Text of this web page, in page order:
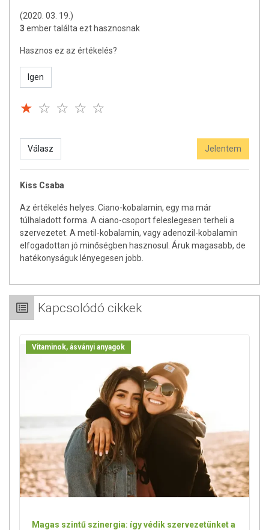
(2020. 03. 19.)
3 ember találta ezt hasznosnak
Hasznos ez az értékelés?
Igen
Válasz Jelentem
Kiss Csaba
Az értékelés helyes. Ciano-kobalamin, egy ma már
túlhaladott forma. A ciano-csoport feleslegesen terheli a
szervezetet. A metil-kobalamin, vagy adenozil-kobalamin
elfogadottan jó minőségben hasznosul. Áruk magasabb, de
hatékonyságuk lényegesen jobb.
Kapcsolódó cikkek
Vitaminok, ásványi anyagok
Magas szintű szinergia: így védik szervezetünket a